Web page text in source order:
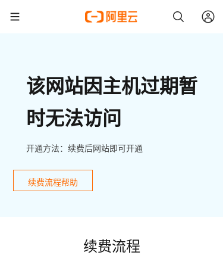
该网站因主机过期暂
时无法访问
开通方法：续费后网站即可开通
续费流程帮助
续费流程